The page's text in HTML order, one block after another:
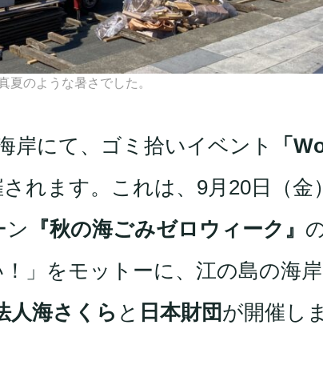
夏のような暑さでした。
岸にて、ゴミ拾いイベント
「
れます。これは、9月20日（金
ン 『秋の海ごみゼロウィーク』
」をモットーに、江の島の海
人海さくら と 日本財団が開催し